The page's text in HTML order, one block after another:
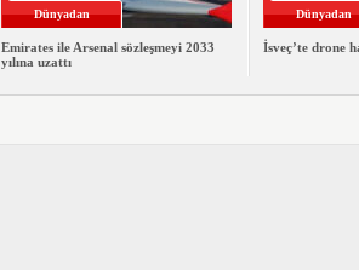
Dünyadan
Emirates ile Arsenal sözleşmeyi 2033
yılına uzattı
Dünyadan
İsveç’te drone